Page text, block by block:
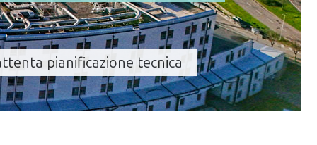
pianificazione tecnica